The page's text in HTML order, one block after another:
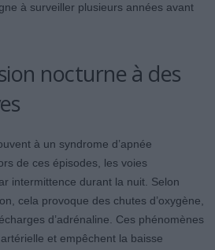
à surveiller plusieurs années avant
nocturne à des
à un syndrome d’apnée
de ces épisodes, les voies
intermittence durant la nuit. Selon
cela provoque des chutes d’oxygène,
d’adrénaline. Ces phénomènes
et empêchent la baisse